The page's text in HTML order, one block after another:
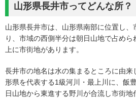
山形県長井市ってどんな所？
山形県長井市は、山形県南部に位置し
り、市域の西側半分は朝日山地で占め
上に市街地があります。
長井市の地名は水の集まるところに由来
形県を代表する1級河川・最上川に、飯
日山地から東進する野川が合流し市街地